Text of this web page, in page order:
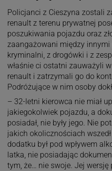
Policjanci z Cieszyna zostali
renault z terenu prywatnej
poszukiwania pojazdu oraz
zaangażowani między
kryminalni, z drogówki i z
właśnie ci ostatni zauważyli
renault i zatrzymali go do
Podróżujące w nim osoby
– 32-letni kierowca nie miał
jakiegokolwiek pojazdu, a
posiadał, nie były jego. Nie
jakich okolicznościach
dodatku był pod wpływem
latka, nie posiadając
tym, że… nie swoje. Jej wersję